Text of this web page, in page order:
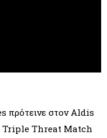
πρότεινε στον Aldis
Triple Threat Match